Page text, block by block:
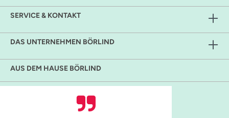
SERVICE & KONTAKT
DAS UNTERNEHMEN BÖRLIND
AUS DEM HAUSE BÖRLIND